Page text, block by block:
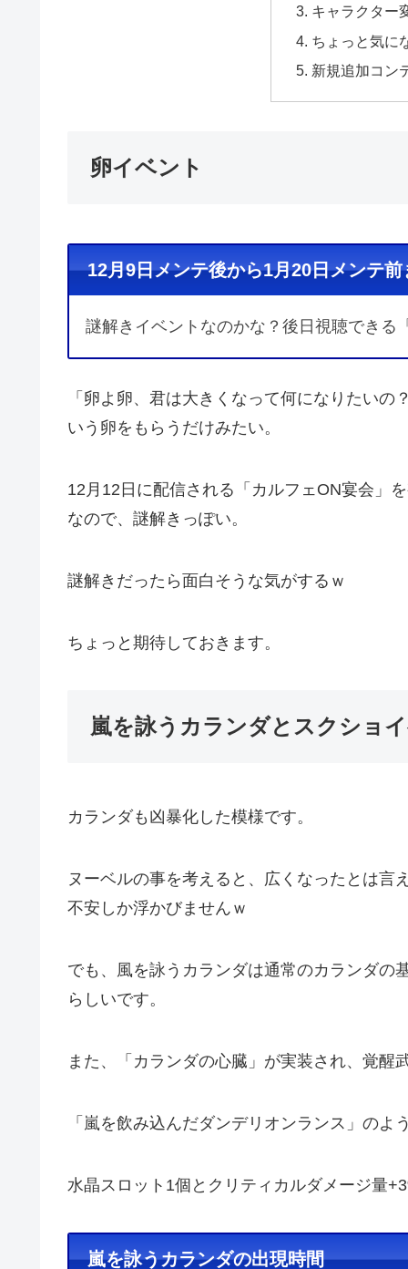
キャラクター
ちょっと気に
新規追加コン
卵イベント
12月9日メンテ後から1月20日メンテ前
謎解きイベントなのかな？後日視聴でき
「卵よ卵、君は大きくなって何になりたい
いう卵をもらうだけみたい。
12月12日に配信される「カルフェON宴会」
なので、謎解きっぽい。
謎解きだったら面白そうな気がするｗ
ちょっと期待しておきます。
嵐を詠うカランダとスクショ
カランダも凶暴化した模様です。
ヌーベルの事を考えると、広くなったとは言
不安しか浮かびませんｗ
でも、風を詠うカランダは通常のカランダの
らしいです。
また、「カランダの心臓」が実装され、覚醒
「嵐を飲み込んだダンデリオンランス」のよ
水晶スロット1個とクリティカルダメージ量
嵐を詠うカランダの出現時間